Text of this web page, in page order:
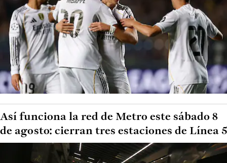
Así funciona la red de Metro este sábado 8
de agosto: cierran tres estaciones de Línea 5